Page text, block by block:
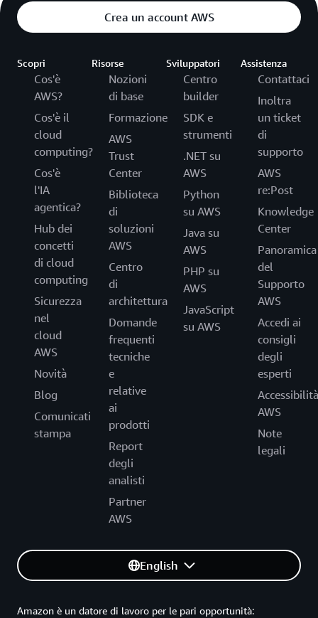
Crea un account AWS
Scopri
Cos'è
AWS?
Cos'è il
cloud
computing?
Cos'è
l'IA
agentica?
Hub dei
concetti
di cloud
computing
Sicurezza
nel
cloud
AWS
Novità
Blog
Comunicati
stampa
Risorse
Nozioni
di base
Formazione
AWS
Trust
Center
Biblioteca
di
soluzioni
AWS
Centro
di
architettura
Domande
frequenti
tecniche
e
relative
ai
prodotti
Report
degli
analisti
Partner
AWS
Sviluppatori
Centro
builder
SDK e
strumenti
.NET su
AWS
Python
su AWS
Java su
AWS
PHP su
AWS
JavaScript
su AWS
Assistenza
Contattaci
Inoltra
un ticket
di
supporto
AWS
re:Post
Knowledge
Center
Panoramica
del
Supporto
AWS
Accedi ai
consigli
degli
esperti
Accessibilità
AWS
Note
legali
English
Amazon è un datore di lavoro per le pari opportunità: